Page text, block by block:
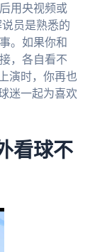
用央视频或
员是熟悉的
。如果你和
，各自看不
演时，你再也
迷一起为喜欢
看球不